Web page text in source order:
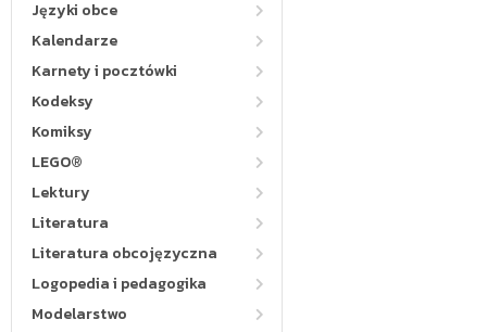
Języki obce
Kalendarze
Karnety i pocztówki
Kodeksy
Komiksy
LEGO®
Lektury
Literatura
Literatura obcojęzyczna
Logopedia i pedagogika
Modelarstwo